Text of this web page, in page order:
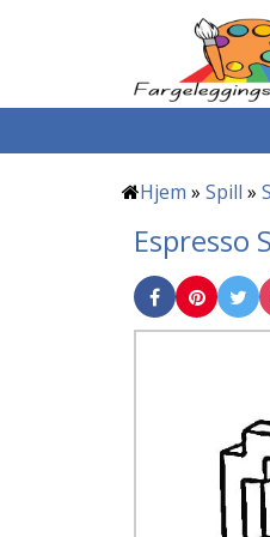
Hjem » Spill »
Espresso